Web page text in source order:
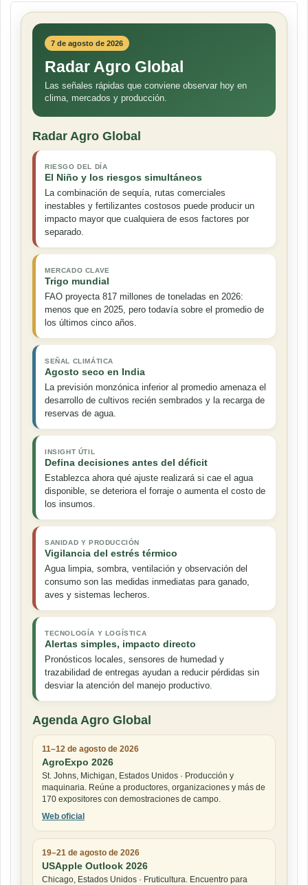
7 de agosto de 2026
Radar Agro Global
Las señales rápidas que conviene observar hoy en
clima, mercados y producción.
Radar Agro Global
RIESGO DEL DÍA
El Niño y los riesgos simultáneos
La combinación de sequía, rutas comerciales
inestables y fertilizantes costosos puede producir un
impacto mayor que cualquiera de esos factores por
separado.
MERCADO CLAVE
Trigo mundial
FAO proyecta 817 millones de toneladas en 2026:
menos que en 2025, pero todavía sobre el promedio de
los últimos cinco años.
SEÑAL CLIMÁTICA
Agosto seco en India
La previsión monzónica inferior al promedio amenaza el
desarrollo de cultivos recién sembrados y la recarga de
reservas de agua.
INSIGHT ÚTIL
Defina decisiones antes del déficit
Establezca ahora qué ajuste realizará si cae el agua
disponible, se deteriora el forraje o aumenta el costo de
los insumos.
SANIDAD Y PRODUCCIÓN
Vigilancia del estrés térmico
Agua limpia, sombra, ventilación y observación del
consumo son las medidas inmediatas para ganado,
aves y sistemas lecheros.
TECNOLOGÍA Y LOGÍSTICA
Alertas simples, impacto directo
Pronósticos locales, sensores de humedad y
trazabilidad de entregas ayudan a reducir pérdidas sin
desviar la atención del manejo productivo.
Agenda Agro Global
11–12 de agosto de 2026
AgroExpo 2026
St. Johns, Michigan, Estados Unidos · Producción y
maquinaria. Reúne a productores, organizaciones y más de
170 expositores con demostraciones de campo.
Web oficial
19–21 de agosto de 2026
USApple Outlook 2026
Chicago, Estados Unidos · Fruticultura. Encuentro para